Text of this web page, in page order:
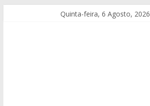
Quinta-feira, 6 Agosto, 2026